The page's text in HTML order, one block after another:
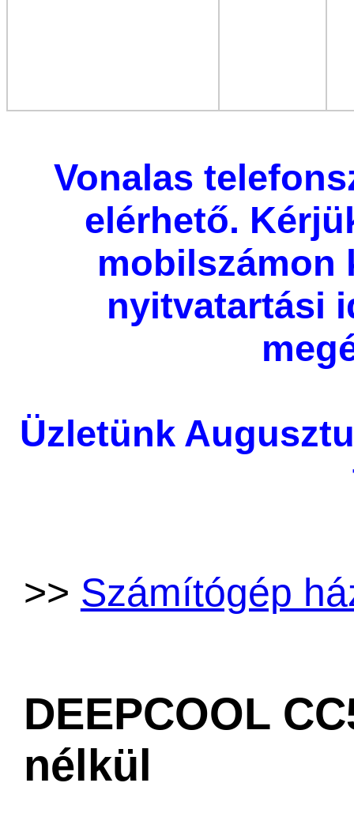
Vonalas
elérhető.
mobilszámon
nyitvatartási
Üzletünk
>> Számítógép
DEEPCOOL
nélkül